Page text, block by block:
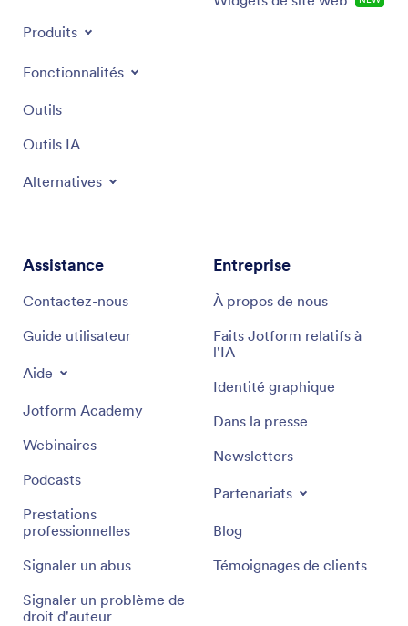
Produits
Fonctionnalités
Outils
Outils IA
Alternatives
Assistance
Contactez-nous
Guide utilisateur
Aide
Jotform Academy
Webinaires
Podcasts
Prestations
professionnelles
Signaler un abus
Signaler un problème de
droit d'auteur
Entreprise
À propos de nous
Faits Jotform relatifs à
l'IA
Identité graphique
Dans la presse
Newsletters
Partenariats
Blog
Témoignages de clients